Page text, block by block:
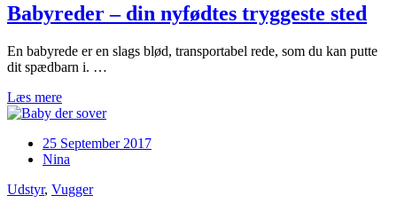
Babyreder – din nyfødtes tryggeste sted
En babyrede er en slags blød, transportabel rede, som du kan putte
dit spædbarn i. …
Læs mere
25 September 2017
Nina
Udstyr, Vugger